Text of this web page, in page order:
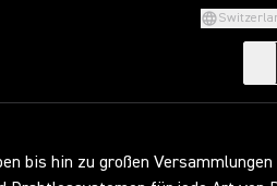
bis hin zu großen